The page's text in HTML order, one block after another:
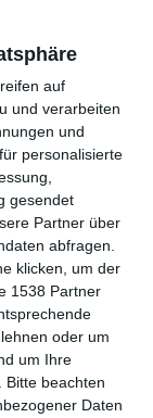
auf
und verarbeiten
und
personalisierte
gesendet
Partner über
abfragen.
klicken, um der
1538 Partner
oder um
um Ihre
Bitte beachten
Daten
hinzufügen